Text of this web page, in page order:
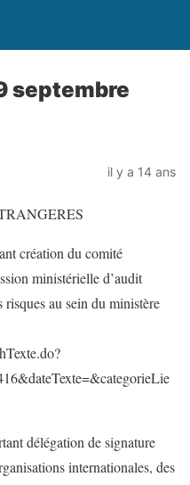
septembre
il y a 14 ans
création du comité
ministérielle d’audit
au sein du ministère
délégation de signature
internationales, des